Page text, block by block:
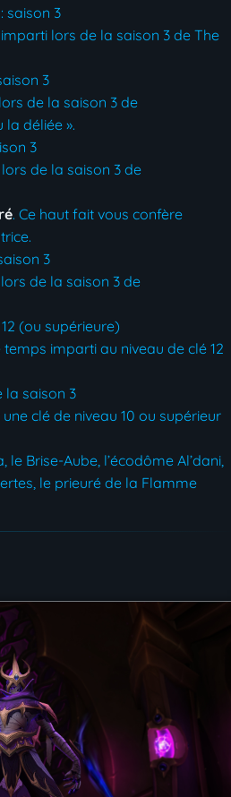
saison 3
lors de la saison 3 de The
3
de la saison 3 de
la déliée ».
3
de la saison 3 de
. Ce haut fait vous confère
3
de la saison 3 de
(ou supérieure)
imparti au niveau de clé 12
la saison 3
clé de niveau 10 ou supérieur
Brise-Aube, l’écodôme Al’dani,
le prieuré de la Flamme